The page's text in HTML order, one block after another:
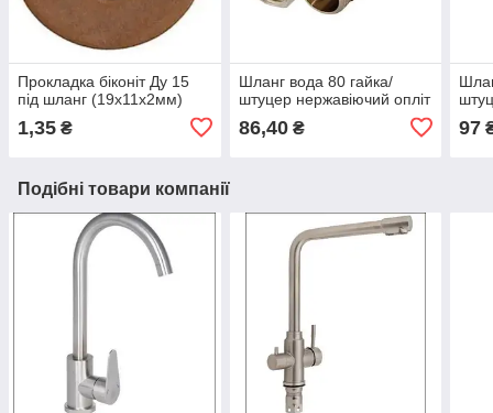
Прокладка біконіт Ду 15
під шланг (19х11х2мм)
1,35 ₴
Шланг вода 80 гайка/
штуцер нержавіючий опліт
86,40₴ 97
Подібні товари компанії